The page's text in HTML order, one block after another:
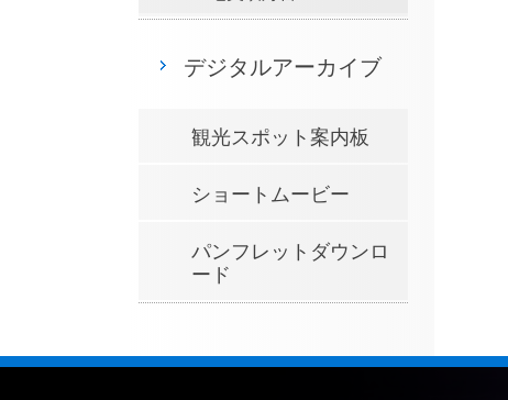
デジタルアーカイブ
観光スポット案内板
ショートムービー
パンフレットダウンロ
ード